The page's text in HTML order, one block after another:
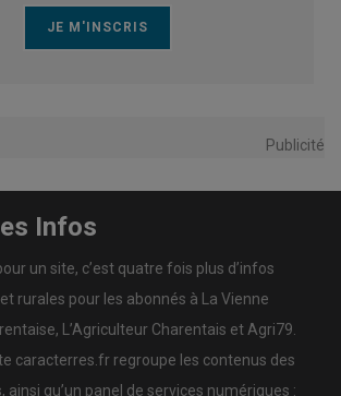
Publicité
Infos
un site, c’est quatre fois plus d’infos
rurales pour les abonnés à La Vienne
L’Agriculteur Charentais et Agri79.
caracterres.fr regroupe les contenus des
ainsi qu’un panel de services numériques :